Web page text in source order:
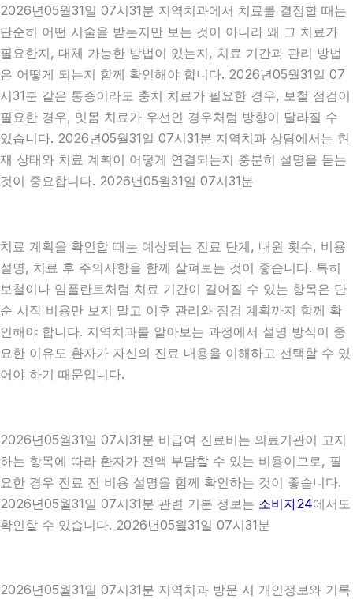
2026년05월31일 07시31분 지역치과에서 치료를 결정할 때는
단순히 어떤 시술을 받는지만 보는 것이 아니라 왜 그 치료가
필요한지, 대체 가능한 방법이 있는지, 치료 기간과 관리 방법
은 어떻게 되는지 함께 확인해야 합니다. 2026년05월31일 07
시31분 같은 통증이라도 충치 치료가 필요한 경우, 보철 점검이
필요한 경우, 잇몸 치료가 우선인 경우처럼 방향이 달라질 수
있습니다. 2026년05월31일 07시31분 지역치과 상담에서는 현
재 상태와 치료 계획이 어떻게 연결되는지 충분히 설명을 듣는
것이 중요합니다. 2026년05월31일 07시31분
치료 계획을 확인할 때는 예상되는 진료 단계, 내원 횟수, 비용
설명, 치료 후 주의사항을 함께 살펴보는 것이 좋습니다. 특히
보철이나 임플란트처럼 치료 기간이 길어질 수 있는 항목은 단
순 시작 비용만 보지 말고 이후 관리와 점검 계획까지 함께 확
인해야 합니다. 지역치과를 알아보는 과정에서 설명 방식이 중
요한 이유도 환자가 자신의 진료 내용을 이해하고 선택할 수 있
어야 하기 때문입니다.
2026년05월31일 07시31분 비급여 진료비는 의료기관이 고지
하는 항목에 따라 환자가 전액 부담할 수 있는 비용이므로, 필
요한 경우 진료 전 비용 설명을 함께 확인하는 것이 좋습니다.
2026년05월31일 07시31분 관련 기본 정보는 소비자24에서도
확인할 수 있습니다. 2026년05월31일 07시31분
2026년05월31일 07시31분 지역치과 방문 시 개인정보와 기록